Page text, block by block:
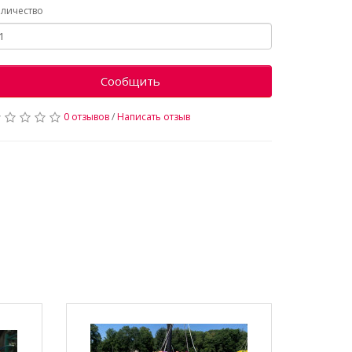
Сообщить
0 отзывов/Написать отзыв